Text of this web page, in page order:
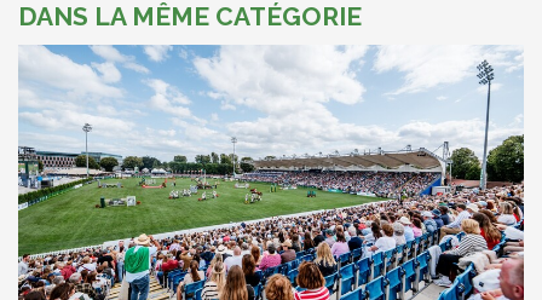
DANS LA MÊME CATÉGORIE